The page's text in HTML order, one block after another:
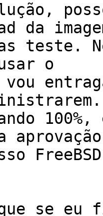
da
teste.
o
vou
que se